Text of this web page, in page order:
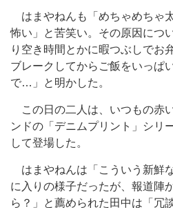
はまやねんも「めちゃめちゃ
怖い」と苦笑い。その原因につ
り空き時間とかに暇つぶしでお
ブレークしてからご飯をいっぱ
で…」と明かした。
この日の二人は、いつもの赤
ンドの「デニムプリント」シリ
して登場した。
はまやねんは「こういう新鮮
に入りの様子だったが、報道陣
ら？」と薦められた田中は「冗